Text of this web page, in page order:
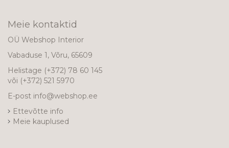
Meie kontaktid
OÜ Webshop Interior
Vabaduse 1, Võru, 65609
Helistage (+372) 78 60 145
või (+372) 521 5970
E-post info@webshop.ee
Ettevõtte info
Meie kauplused